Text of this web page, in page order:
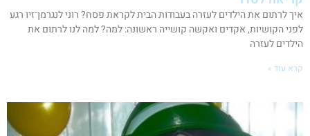
איך לרתום את הילדים לעזרה בעבודות הבית לקראת פסח? רוני לנגרמן־זיו רגע
לפני הקושיות, אקדים ואקשה קושייה ראשונה: למה? למה לנו לרתום את
הילדים לעזרה
קרא עוד »